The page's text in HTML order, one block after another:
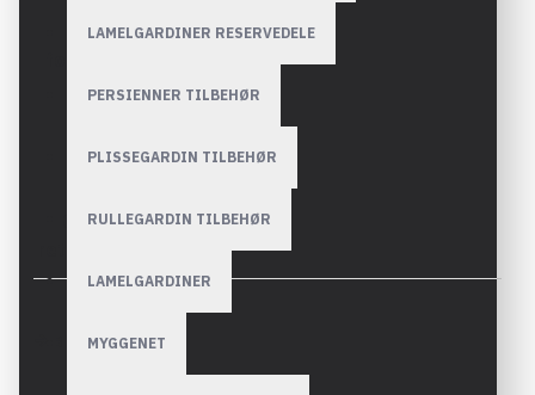
LAMELGARDINER RESERVEDELE
PERSIENNER TILBEHØR
PLISSEGARDIN TILBEHØR
RULLEGARDIN TILBEHØR
LAMELGARDINER
MYGGENET
Pålidelig
Sikker
firmaet
Gratis
Problemfri
BESKRIVELSE